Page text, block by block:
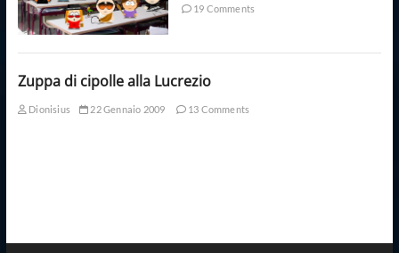
19 Comments
Zuppa di cipolle alla Lucrezio
Dionisius 22 Gennaio 2009 13 Comments